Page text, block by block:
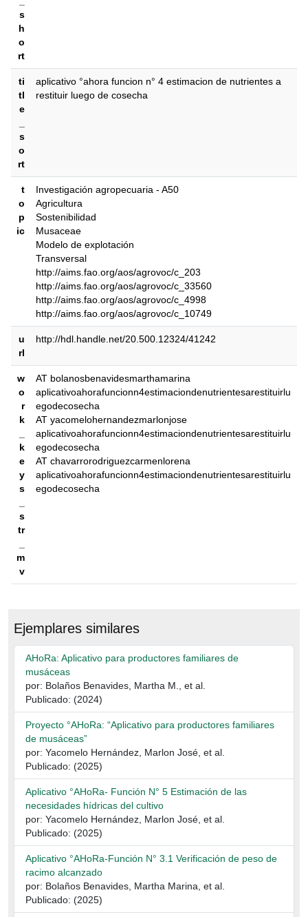
s
h
o
rt
ti
tl
e
s
o
rt
aplicativo °ahora funcion n° 4 estimacion de nutrientes a
restituir luego de cosecha
t
o
p
ic
Investigación agropecuaria - A50
Agricultura
Sostenibilidad
Musaceae
Modelo de explotación
Transversal
http://aims.fao.org/aos/agrovoc/c_203
http://aims.fao.org/aos/agrovoc/c_33560
http://aims.fao.org/aos/agrovoc/c_4998
http://aims.fao.org/aos/agrovoc/c_10749
u
rl
http://hdl.handle.net/20.500.12324/41242
w
o
r
k
k
e
y
s
s
tr
m
v
AT bolanosbenavidesmarthamarina
aplicativoahorafuncionn4estimaciondenutrientesarestituirlu
egodecosecha
AT yacomelohernandezmarlonjose
aplicativoahorafuncionn4estimaciondenutrientesarestituirlu
egodecosecha
AT chavarrorodriguezcarmenlorena
aplicativoahorafuncionn4estimaciondenutrientesarestituirlu
egodecosecha
Ejemplares similares
AHoRa: Aplicativo para productores familiares de
musáceas
por: Bolaños Benavides, Martha M., et al.
Publicado: (2024)
Proyecto °AHoRa: “Aplicativo para productores familiares
de musáceas”
por: Yacomelo Hernández, Marlon José, et al.
Publicado: (2025)
Aplicativo °AHoRa- Función N° 5 Estimación de las
necesidades hídricas del cultivo
por: Yacomelo Hernández, Marlon José, et al.
Publicado: (2025)
Aplicativo °AHoRa-Función N° 3.1 Verificación de peso de
racimo alcanzado
por: Bolaños Benavides, Martha Marina, et al.
Publicado: (2025)